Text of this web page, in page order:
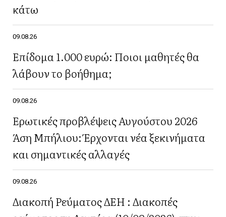
κάτω
09.08.26
Επίδομα 1.000 ευρώ: Ποιοι μαθητές θα
λάβουν το βοήθημα;
09.08.26
Ερωτικές προβλέψεις Αυγούστου 2026
Άση Μπήλιου: Έρχονται νέα ξεκινήματα
και σημαντικές αλλαγές
09.08.26
Διακοπή Ρεύματος ΔΕΗ : Διακοπές